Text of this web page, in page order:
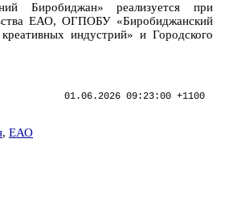
Биробиджан» реализуется при
ЕАО, ОГПОБУ «Биробиджанский
индустрий» и Городского
01.06.2026 09:23:00 +1100
, ЕАО